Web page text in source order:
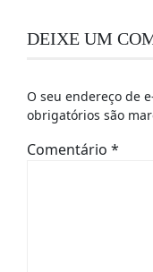
DEIXE UM
O seu endereço de
obrigatórios são
Comentário *